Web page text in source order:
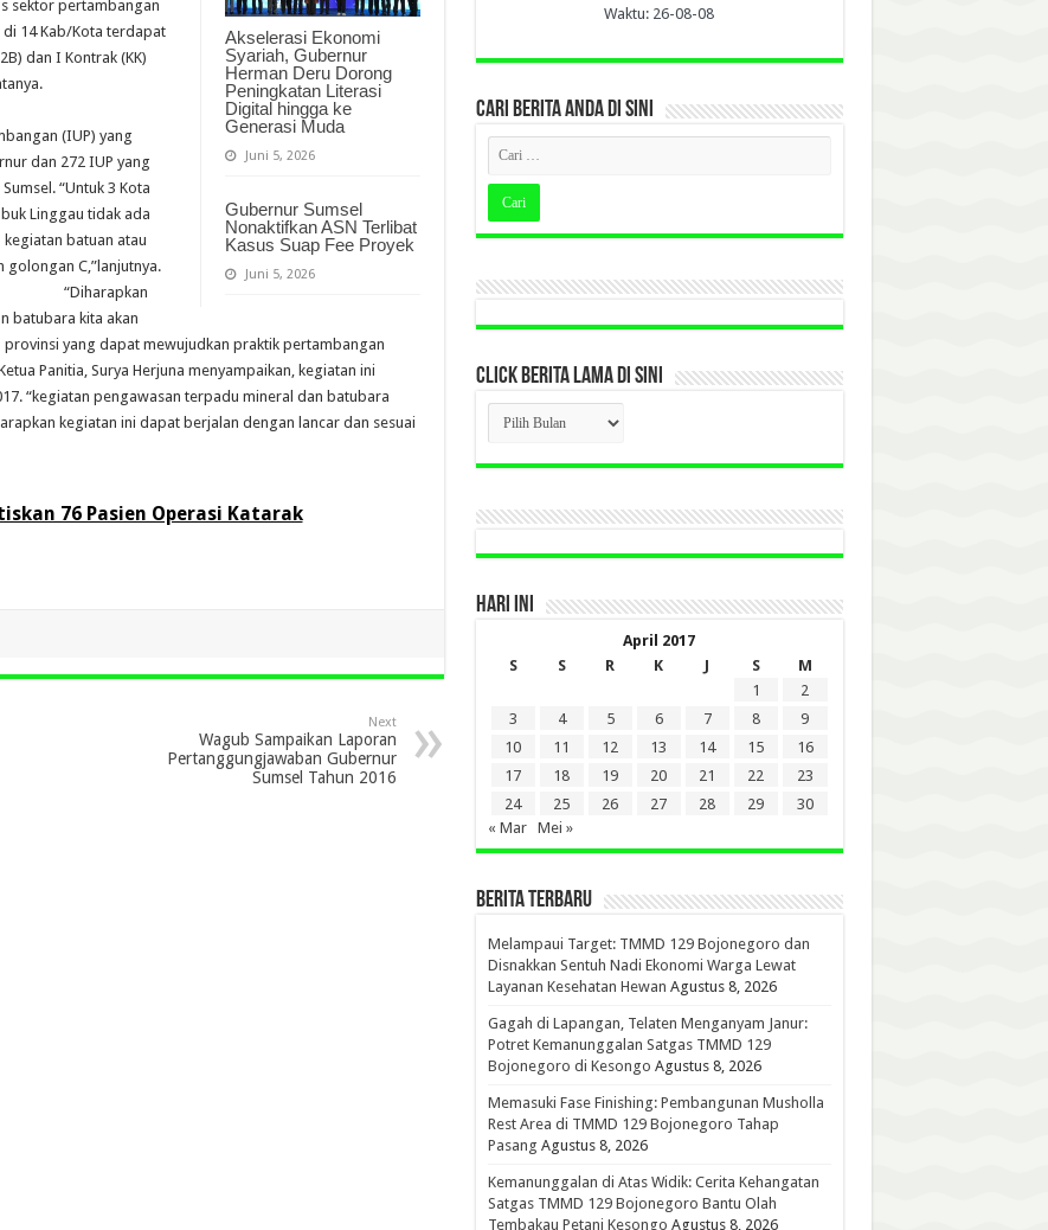
Akselerasi Ekonomi
Syariah, Gubernur
Herman Deru Dorong
Peningkatan Literasi
Digital hingga ke
Generasi Muda
Juni 5, 2026
Gubernur Sumsel
Nonaktifkan ASN Terlibat
Kasus Suap Fee Proyek
Juni 5, 2026
sektor pertambangan
di 14 Kab/Kota terdapat
dan I Kontrak (KK)
(IUP) yang
dan 272 IUP yang
“Untuk 3 Kota
Linggau tidak ada
batuan atau
C,”lanjutnya.
“Diharapkan
batubara kita akan
yang dapat mewujudkan praktik pertambangan
Panitia, Surya Herjuna menyampaikan, kegiatan ini
“kegiatan pengawasan terpadu mineral dan batubara
kegiatan ini dapat berjalan dengan lancar dan sesuai
76 Pasien Operasi Katarak
Next
Wagub Sampaikan Laporan
Pertanggungjawaban Gubernur
Sumsel Tahun 2016
Waktu: 26-08-08
CARI BERITA ANDA DI SINI
CLICK BERITA LAMA DI SINI
CLICK
BERITA
LAMA
DI
HARI INI
April 2017
S
S R K J S
M
1
2
3
4 5 6 7 8
9
10
11 12 13 14 15
16
17
18 19 20 21 22
23
24
25 26 27 28 29
30
« Mar
Mei »
BERITA TERBARU
Melampaui Target: TMMD 129 Bojonegoro dan
Disnakkan Sentuh Nadi Ekonomi Warga Lewat
Layanan Kesehatan Hewan Agustus 8, 2026
Gagah di Lapangan, Telaten Menganyam Janur:
Potret Kemanunggalan Satgas TMMD 129
Bojonegoro di Kesongo Agustus 8, 2026
Memasuki Fase Finishing: Pembangunan Musholla
Rest Area di TMMD 129 Bojonegoro Tahap
Pasang Agustus 8, 2026
Kemanunggalan di Atas Widik: Cerita Kehangatan
Satgas TMMD 129 Bojonegoro Bantu Olah
Tembakau Petani Kesongo Agustus 8, 2026